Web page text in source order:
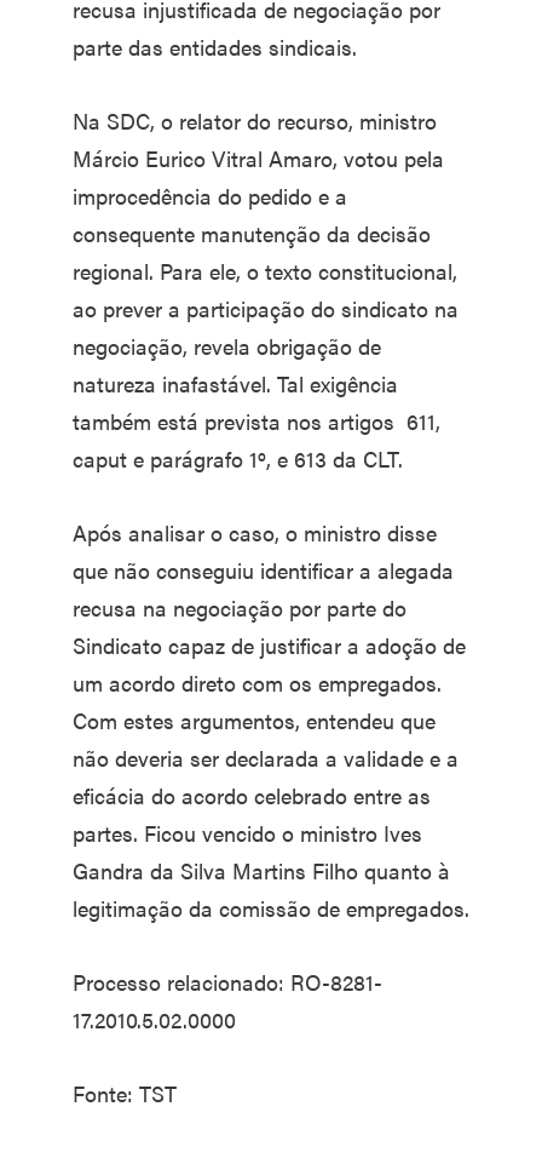
recusa injustificada de negociação por
parte das entidades sindicais.
Na SDC, o relator do recurso, ministro
Márcio Eurico Vitral Amaro, votou pela
improcedência do pedido e a
consequente manutenção da decisão
regional. Para ele, o texto constitucional,
ao prever a participação do sindicato na
negociação, revela obrigação de
natureza inafastável. Tal exigência
também está prevista nos artigos 611,
caput e parágrafo 1º, e 613 da CLT.
Após analisar o caso, o ministro disse
que não conseguiu identificar a alegada
recusa na negociação por parte do
Sindicato capaz de justificar a adoção de
um acordo direto com os empregados.
Com estes argumentos, entendeu que
não deveria ser declarada a validade e a
eficácia do acordo celebrado entre as
partes. Ficou vencido o ministro Ives
Gandra da Silva Martins Filho quanto à
legitimação da comissão de empregados.
Processo relacionado: RO-8281-
17.2010.5.02.0000
Fonte: TST